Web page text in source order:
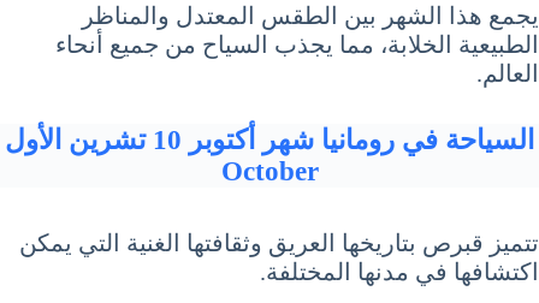
يجمع هذا الشهر بين الطقس المعتدل والمناظر
الطبيعية الخلابة، مما يجذب السياح من جميع أنحاء
العالم.
السياحة في رومانيا شهر أكتوبر 10 تشرين الأول
October
تتميز قبرص بتاريخها العريق وثقافتها الغنية التي يمكن
اكتشافها في مدنها المختلفة.